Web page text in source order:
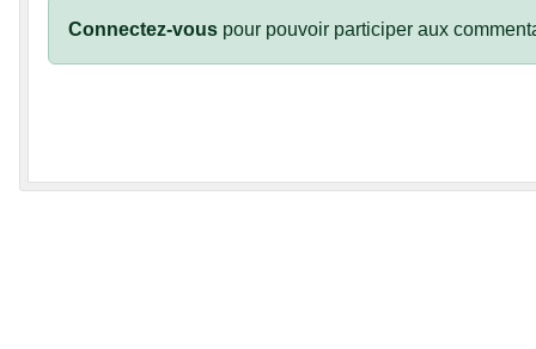
Connectez-vous pour pouvoir participer aux